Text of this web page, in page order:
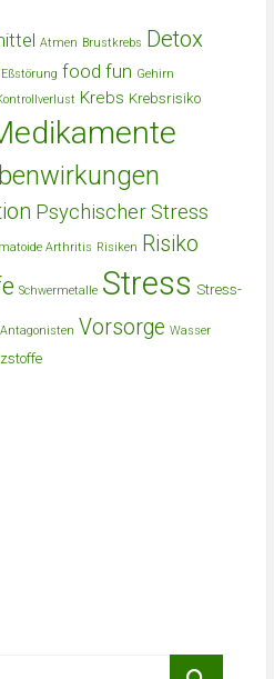
Atmen Brustkrebs Detox
Eßstörung food fun Gehirn
Krebs Krebsrisiko
Psychischer Stress
Arthritis Risiken Risiko
Schwermetalle Stress Stress-
Vorsorge Wasser